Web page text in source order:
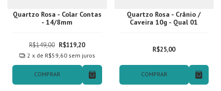
Quartzo Rosa - Colar Contas
- 14/8mm
R$149,00 R$119,20
2 x de R$59,60 sem juros
COMPRAR
Quartzo Rosa - Crânio /
Caveira 10g - Qual 01
R$25,00
COMPRAR